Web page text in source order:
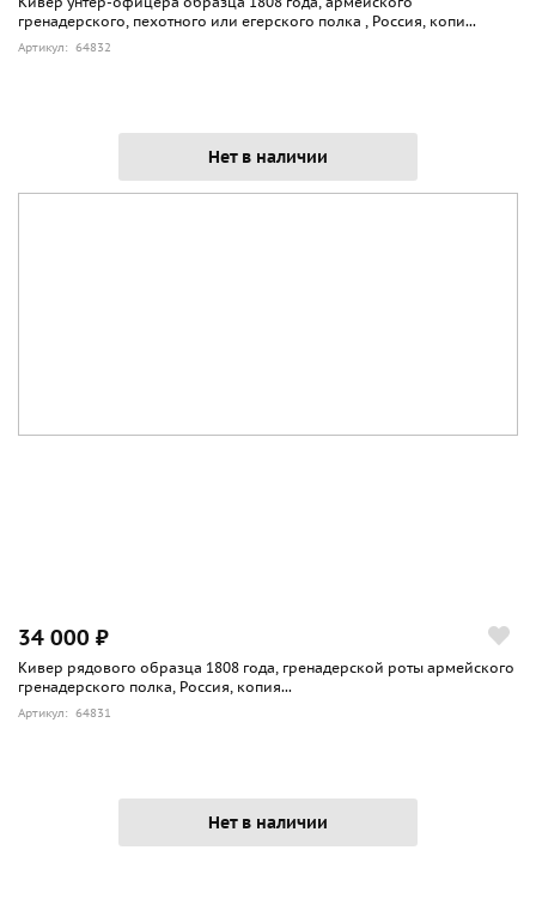
гренадерского, пехотного или егерского полка , Россия, копи...
Артикул: 64832
Нет в наличии
34 000 ₽
Кивер рядового образца 1808 года, гренадерской роты армейского
гренадерского полка, Россия, копия...
Артикул: 64831
Нет в наличии